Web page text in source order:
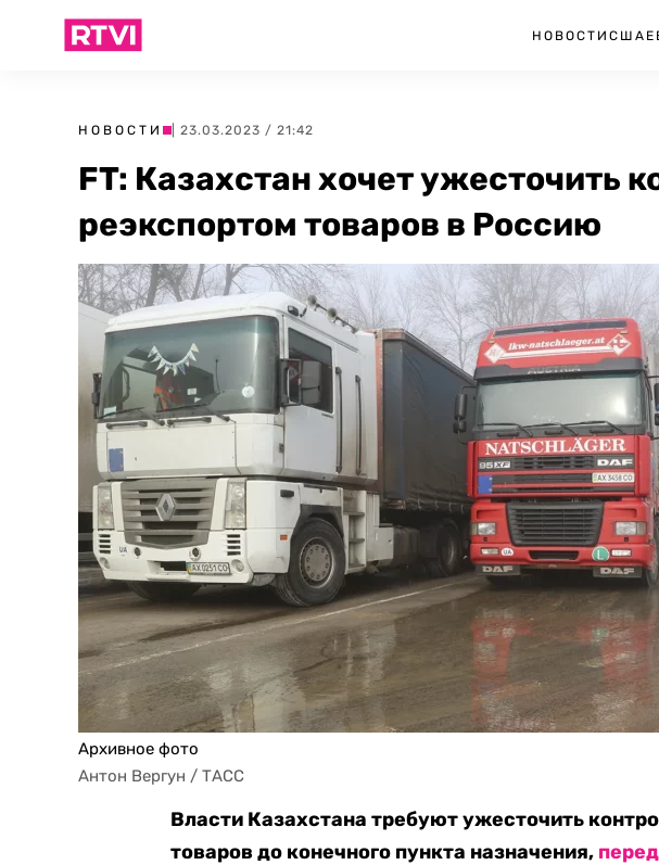
НОВОСТИ США
НОВОСТИ | 23.03.2023 / 21:42
FT: Казахстан хочет ужесточить
реэкспортом товаров в Россию
Архивное фото
Антон Вергун / ТАСС
Власти Казахстана требуют ужесточить
товаров до конечного пункта назначения,